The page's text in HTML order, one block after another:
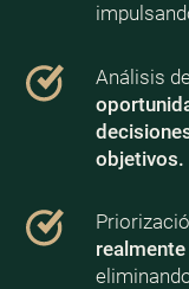
Análisis
objetivos.